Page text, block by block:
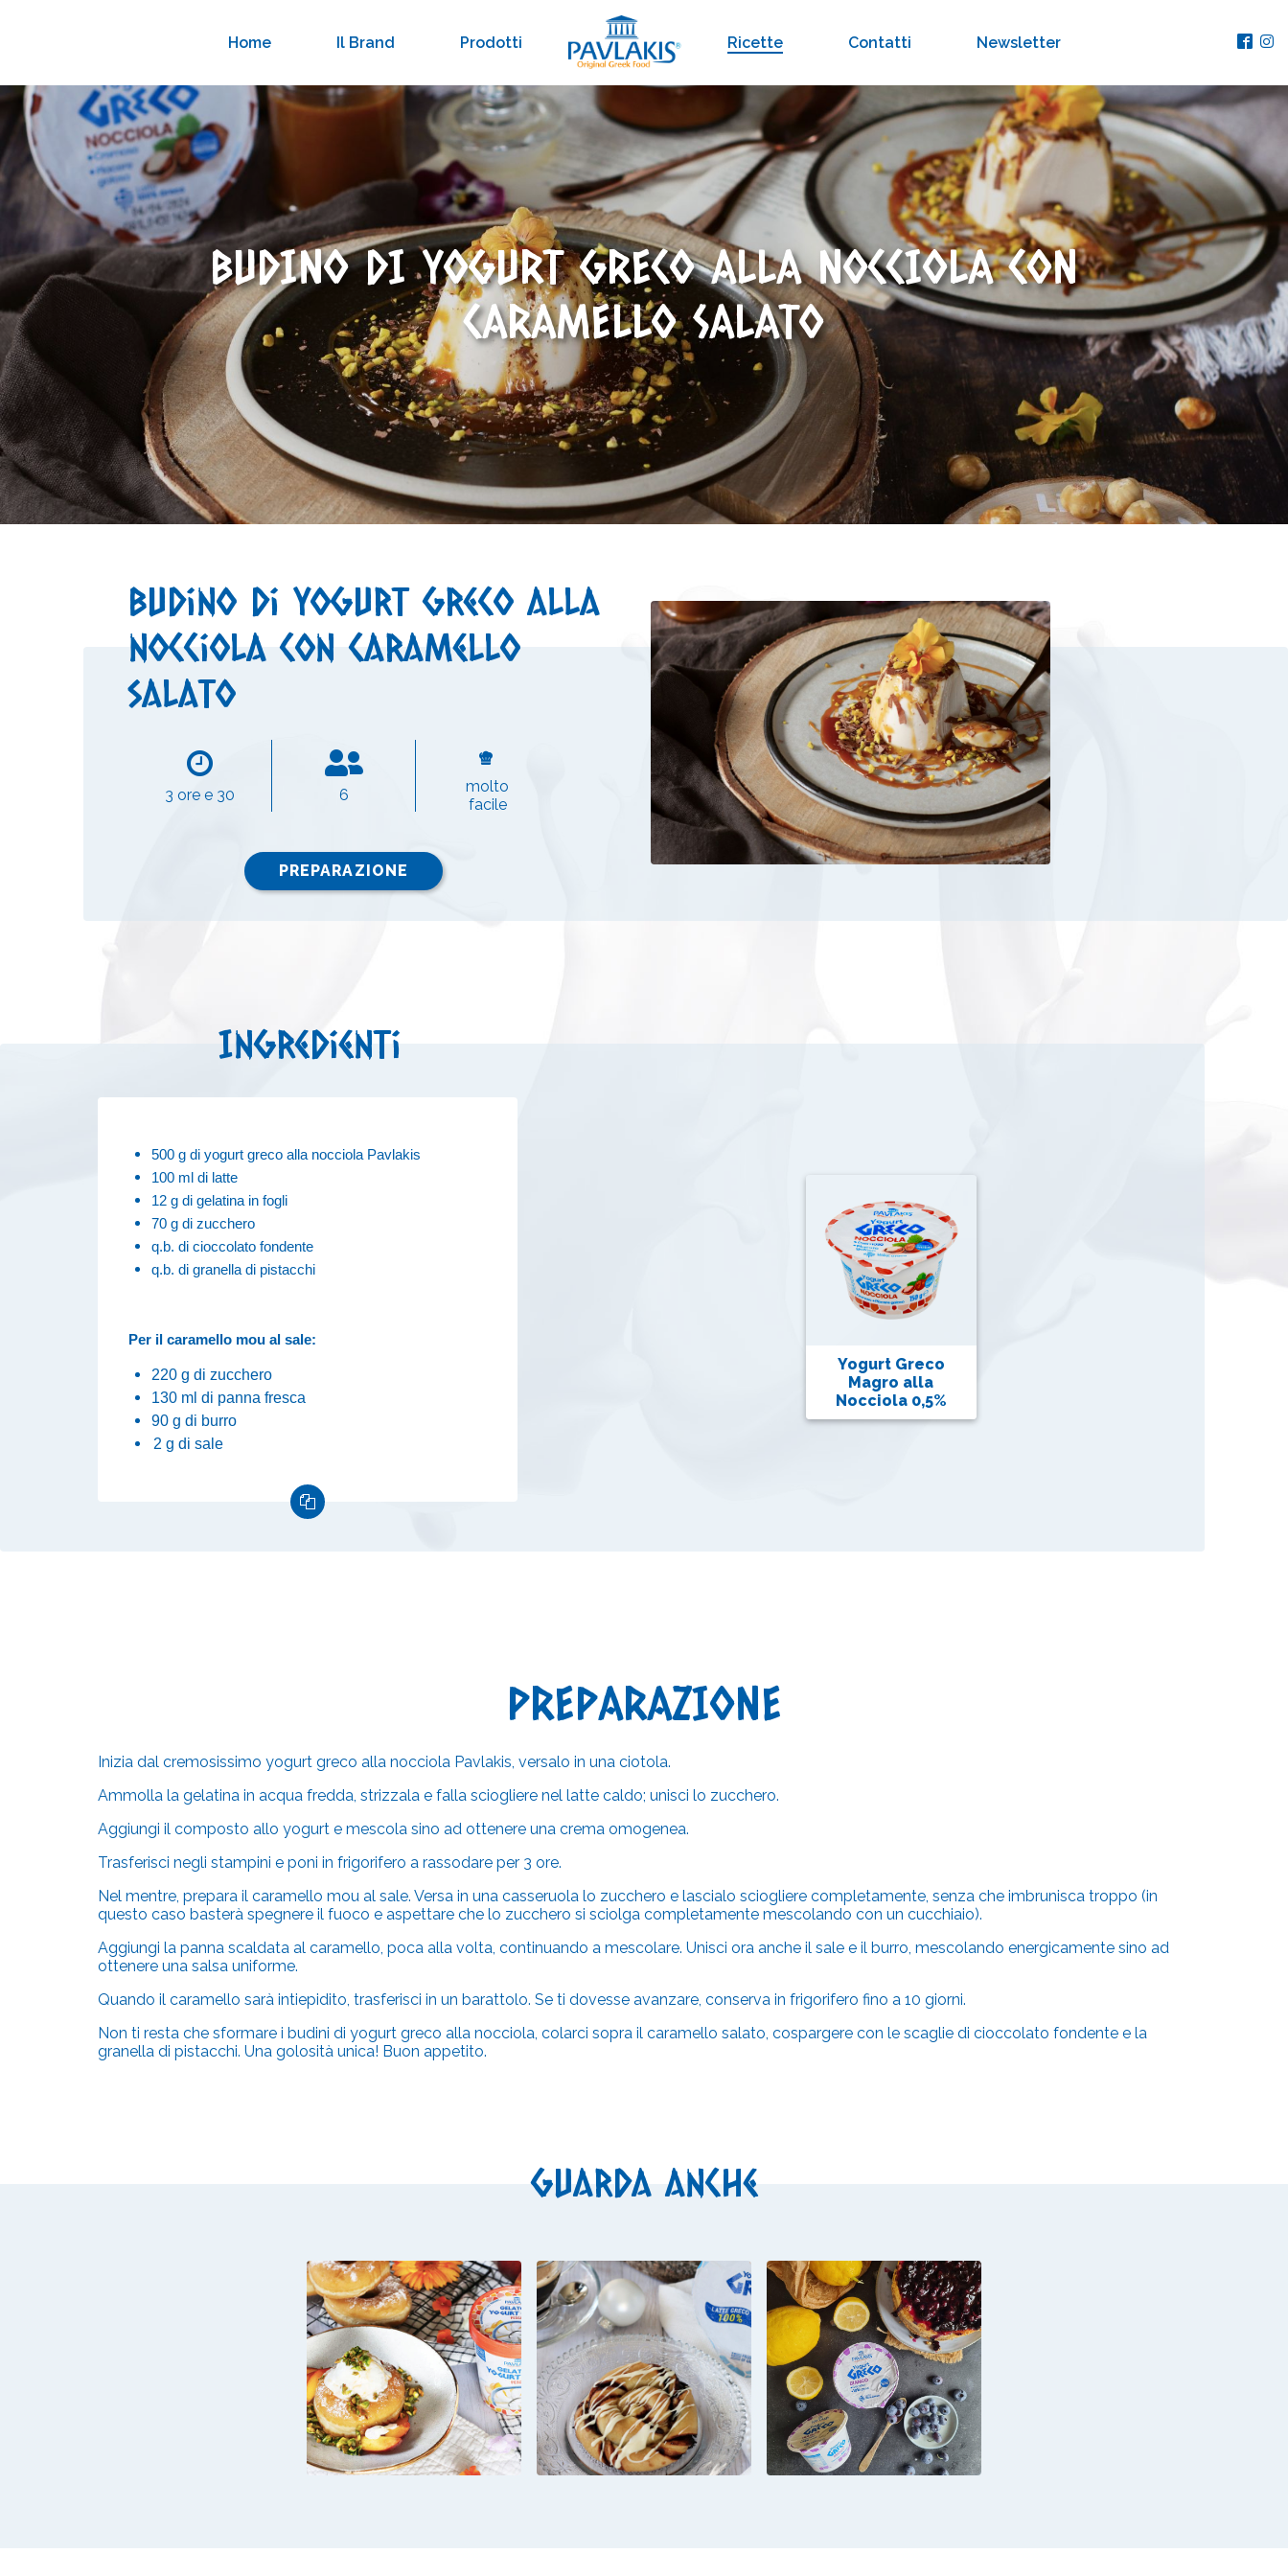
Home Il Brand Prodotti Ricette Contatti Newsletter
BUDINO DI YOGURT GRECO ALLA NOCCIOLA CON
CARAMELLO SALATO
Budino di yogurt greco alla
nocciola con caramello
salato
3 ore e 30 6
molto
facile
PREPARAZIONE
Ingredienti
500 g di yogurt greco alla nocciola Pavlakis
100 ml di latte
12 g di gelatina in fogli
70 g di zucchero
q.b. di cioccolato fondente
q.b. di granella di pistacchi
Per il caramello mou al sale:
220 g di zucchero
130 ml di panna fresca
90 g di burro
2 g di sale
Yogurt Greco
Magro alla
Nocciola 0,5%
PREPARAZIONE
Inizia dal cremosissimo yogurt greco alla nocciola Pavlakis, versalo in una ciotola.
Ammolla la gelatina in acqua fredda, strizzala e falla sciogliere nel latte caldo; unisci lo zucchero.
Aggiungi il composto allo yogurt e mescola sino ad ottenere una crema omogenea.
Trasferisci negli stampini e poni in frigorifero a rassodare per 3 ore.
Nel mentre, prepara il caramello mou al sale. Versa in una casseruola lo zucchero e lascialo sciogliere completamente, senza che imbrunisca troppo (in
questo caso basterà spegnere il fuoco e aspettare che lo zucchero si sciolga completamente mescolando con un cucchiaio).
Aggiungi la panna scaldata al caramello, poca alla volta, continuando a mescolare. Unisci ora anche il sale e il burro, mescolando energicamente sino ad
ottenere una salsa uniforme.
Quando il caramello sarà intiepidito, trasferisci in un barattolo. Se ti dovesse avanzare, conserva in frigorifero fino a 10 giorni.
Non ti resta che sformare i budini di yogurt greco alla nocciola, colarci sopra il caramello salato, cospargere con le scaglie di cioccolato fondente e la
granella di pistacchi. Una golosità unica! Buon appetito.
Guarda anche